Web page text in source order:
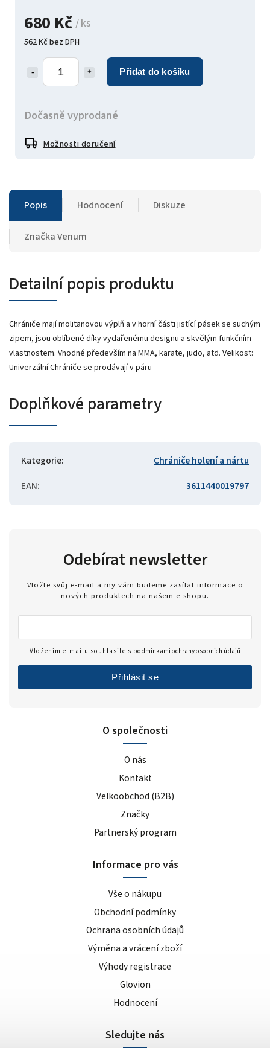
680 Kč / ks
562 Kč bez DPH
Přidat do košíku
Dočasně vyprodané
Možnosti doručení
Popis Hodnocení Diskuze
ZnačkaVenum
Detailní popis produktu
Chrániče mají molitanovou výplň a v horní části jistící pásek se suchým
zipem, jsou oblíbené díky vydařenému designu a skvělým funkčním
vlastnostem. Vhodné především na MMA, karate, judo, atd. Velikost:
Univerzální Chrániče se prodávají v páru
Doplňkové parametry
Kategorie:
Chrániče holení a nártu
EAN: 3611440019797
O společnosti
O nás
Kontakt
Velkoobchod (B2B)
Značky
Partnerský program
Informace pro vás
Vše o nákupu
Obchodní podmínky
Ochrana osobních údajů
Výměna a vrácení zboží
Výhody registrace
Glovion
Hodnocení
Odebírat newsletter
Vložte svůj e-mail a my vám budeme zasílat informace o
nových produktech na našem e-shopu.
Vložením e-mailu souhlasíte s podmínkami ochrany osobních údajů
Přihlásit se
Sledujte nás